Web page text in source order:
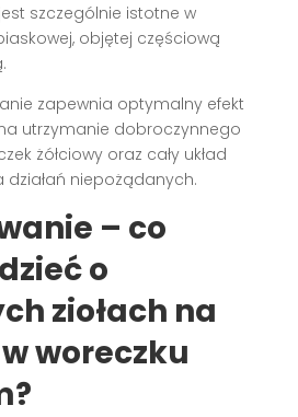
szczególnie istotne w
objętej częściową
zapewnia optymalny efekt
utrzymanie dobroczynnego
żółciowy oraz cały układ
działań niepożądanych.
– co
o
ziołach na
woreczku